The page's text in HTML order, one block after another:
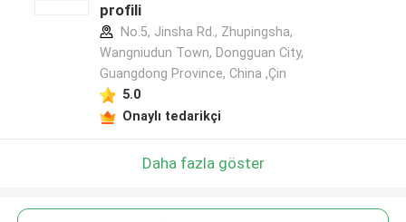
profili
No.5, Jinsha Rd., Zhupingsha,
Wangniudun Town, Dongguan City,
Guangdong Province, China ,Çin
5.0
Onaylı tedarikçi
Daha fazla göster